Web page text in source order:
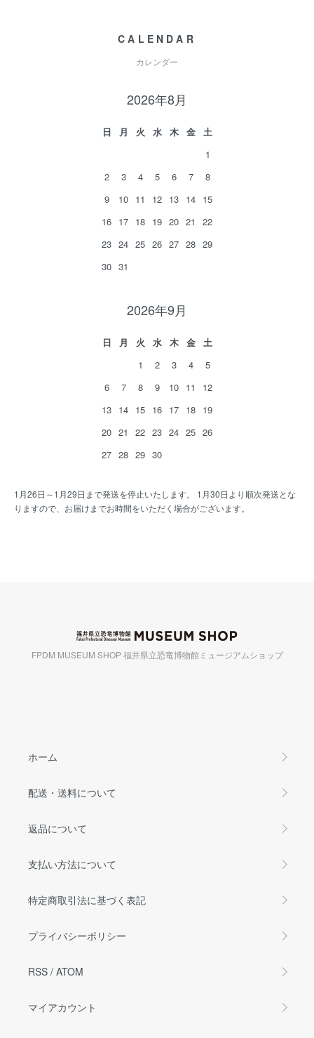
CALENDAR
カレンダー
2026年8月
日 月 火 水 木 金
土
1
2
3 4 5 6 7
8
9
10 11 12 13 14 15
16 17 18 19 20 21
22
23 24 25 26 27 28 29
30 31
2026年9月
日 月 火 水 木 金
土
1
2 3 4
5
6
7 8 9 10 11
12
13 14 15 16 17 18 19
20 21 22 23 24 25 26
27 28 29 30
1月26日～1月29日まで発送を停止いたします。 1月30日より順次発送とな
りますので、お届けまでお時間をいただく場合がございます。
FPDM MUSEUM SHOP 福井県立恐竜博物館ミュージアムショップ
ホーム
配送・送料について
返品について
支払い方法について
特定商取引法に基づく表記
プライバシーポリシー
RSS / ATOM
マイアカウント